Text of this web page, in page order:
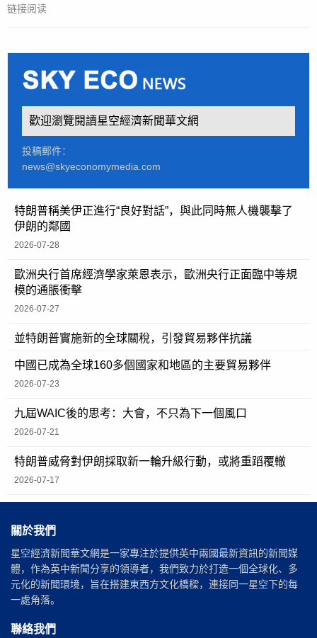
链接阅读
歡迎瀏覽閱讀星空經濟新聞華文網
投稿郵件：
news@skyeconomymedia.com
特朗普稱美伊正進行“良好對話”，與此同時無人機襲擊了
伊朗的鄰國
2026-07-28
歐洲央行首席經濟學家萊恩表示，歐洲央行正面臨中等規
模的通脹衝擊
2026-07-27
並特朗普實施新的全球關稅，引發貿易夥伴抗議
中國已成為全球160多個國家和地區的主要貿易夥伴
2026-07-23
九屆WAIC後的思考：大會，不只為下一個風口
2026-07-21
特朗普威脅對伊朗採取新一輪升級行動，或將重蹈覆轍
2026-07-17
關於我們
星空經濟新聞華文網是一家專注於提供英中兩國最新資訊的新聞媒
體，作為英中新聞分享的領導者，我們致力於打造一個全球化、多
元化的新聞環境，旨在搭建東西方文化橋樑，連接同一星空下的每
一處角落。
聯絡我們